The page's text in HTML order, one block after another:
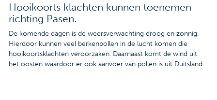
Duurzaamheid en Good Governance
Werken bij
Stages
Hooikoorts klachten kunnen toenemen
richting Pasen.
De komende dagen is de weersverwachting droog en zonnig.
Hierdoor kunnen veel berkenpollen in de lucht komen die
hooikoortsklachten veroorzaken. Daarnaast komt de wind uit
het oosten waardoor er ook aanvoer van pollen is uit Duitsland.